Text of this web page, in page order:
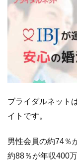
ブライダルネット
イトです。
男性会員の約74％
約88％が年収400